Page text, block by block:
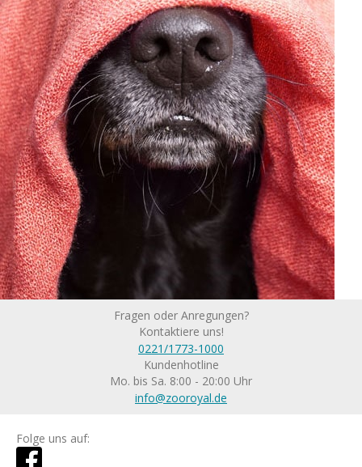
Fragen oder Anregungen?
Kontaktiere uns!
0221/1773-1000
Kundenhotline
Mo. bis Sa. 8:00 - 20:00 Uhr
info@zooroyal.de
Folge uns auf: